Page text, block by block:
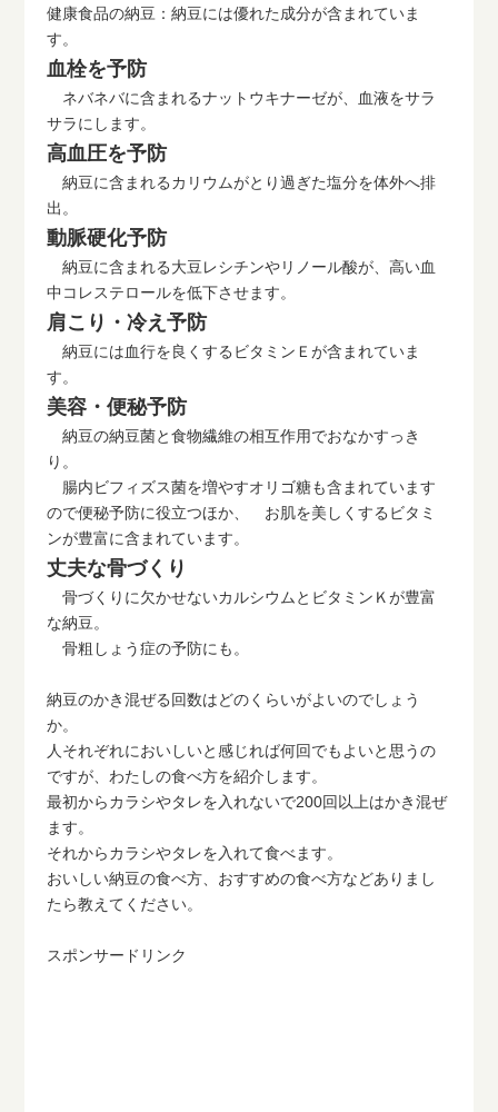
健康食品の納豆：納豆には優れた成分が含まれていま
す。
血栓を予防
ネバネバに含まれるナットウキナーゼが、血液をサラ
サラにします。
高血圧を予防
納豆に含まれるカリウムがとり過ぎた塩分を体外へ排
出。
動脈硬化予防
納豆に含まれる大豆レシチンやリノール酸が、高い血
中コレステロールを低下させます。
肩こり・冷え予防
納豆には血行を良くするビタミンＥが含まれていま
す。
美容・便秘予防
納豆の納豆菌と食物繊維の相互作用でおなかすっき
り。
腸内ビフィズス菌を増やすオリゴ糖も含まれています
ので便秘予防に役立つほか、 お肌を美しくするビタミ
ンが豊富に含まれています。
丈夫な骨づくり
骨づくりに欠かせないカルシウムとビタミンＫが豊富
な納豆。
骨粗しょう症の予防にも。
納豆のかき混ぜる回数はどのくらいがよいのでしょう
か。
人それぞれにおいしいと感じれば何回でもよいと思うの
ですが、わたしの食べ方を紹介します。
最初からカラシやタレを入れないで200回以上はかき混ぜ
ます。
それからカラシやタレを入れて食べます。
おいしい納豆の食べ方、おすすめの食べ方などありまし
たら教えてください。
スポンサードリンク